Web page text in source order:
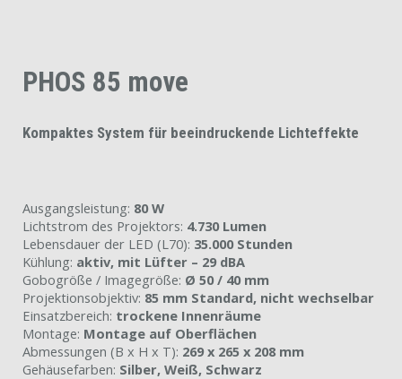
PHOS 85 move
Kompaktes System für beeindruckende Lichteffekte
Ausgangsleistung: 80 W
Lichtstrom des Projektors: 4.730 Lumen
Lebensdauer der LED (L70): 35.000 Stunden
Kühlung: aktiv, mit Lüfter – 29 dBA
Gobogröße / Imagegröße: Ø 50 / 40 mm
Projektionsobjektiv: 85 mm Standard, nicht wechselbar
Einsatzbereich: trockene Innenräume
Montage: Montage auf Oberflächen
Abmessungen (B x H x T): 269 x 265 x 208 mm
Gehäusefarben: Silber, Weiß, Schwarz